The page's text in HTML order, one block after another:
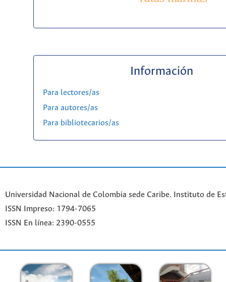
Información
Para lectores/as
Para autores/as
Para bibliotecarios/as
Universidad Nacional de Colombia sede Caribe. Instituto de
ISSN Impreso: 1794-7065
ISSN En línea: 2390-0555